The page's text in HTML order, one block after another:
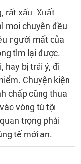
rất xấu. Xuất
mọi chuyện đều
người mất của
tìm lại được.
hay bị trái ý, đi
Chuyện kiện
chấp cũng thua
vòng tù tội
trọng phải
tế mới an.